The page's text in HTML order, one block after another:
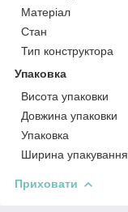
Матеріал
Стан
Тип конструктора
Упаковка
Висота упаковки
Довжина упаковки
Упаковка
Ширина упакування
Приховати